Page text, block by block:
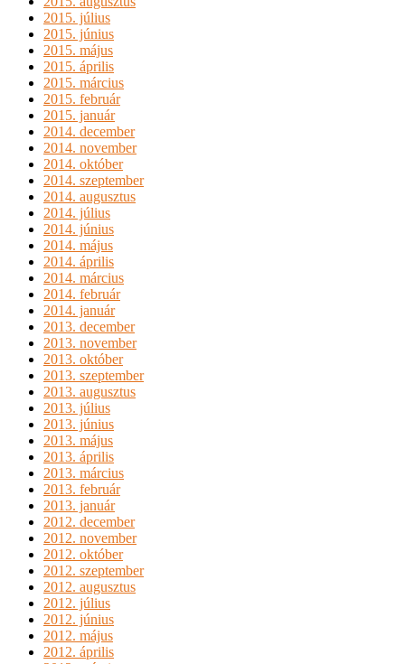
2015. július
2015. június
2015. május
2015. április
2015. március
2015. február
2015. január
2014. december
2014. november
2014. október
2014. szeptember
2014. augusztus
2014. július
2014. június
2014. május
2014. április
2014. március
2014. február
2014. január
2013. december
2013. november
2013. október
2013. szeptember
2013. augusztus
2013. július
2013. június
2013. május
2013. április
2013. március
2013. február
2013. január
2012. december
2012. november
2012. október
2012. szeptember
2012. augusztus
2012. július
2012. június
2012. május
2012. április